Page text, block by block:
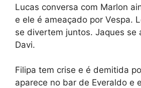
Lucas conversa com Marlon
e ele é ameaçado por Vespa.
se divertem juntos. Jaques se
Davi.
Filipa tem crise e é demitida
aparece no bar de Everaldo e